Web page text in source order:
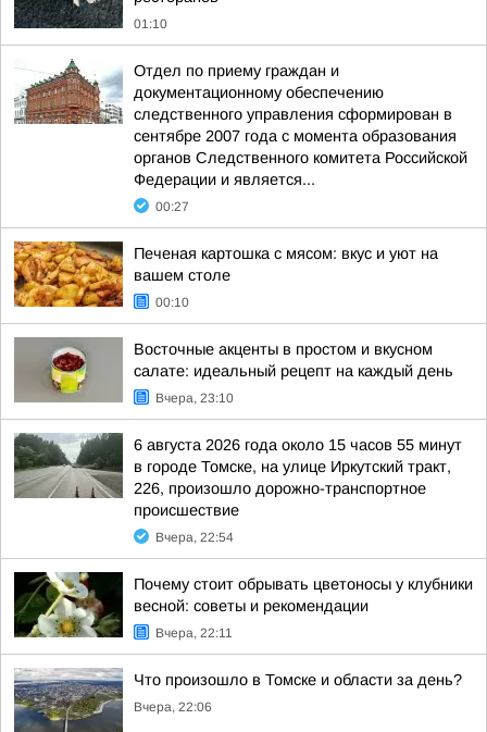
01:10
Отдел по приему граждан и
документационному обеспечению
следственного управления сформирован в
сентябре 2007 года с момента образования
органов Следственного комитета Российской
Федерации и является...
00:27
Печеная картошка с мясом: вкус и уют на
вашем столе
00:10
Восточные акценты в простом и вкусном
салате: идеальный рецепт на каждый день
Вчера, 23:10
6 августа 2026 года около 15 часов 55 минут
в городе Томске, на улице Иркутский тракт,
226, произошло дорожно-транспортное
происшествие
Вчера, 22:54
Почему стоит обрывать цветоносы у клубники
весной: советы и рекомендации
Вчера, 22:11
Что произошло в Томске и области за день?
Вчера, 22:06